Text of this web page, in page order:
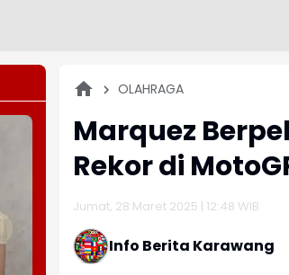
OLAHRAGA
Marquez
Rekor di
Jumat, 28 Maret 2025 | 12:48 WIB
Info Berita Karawang